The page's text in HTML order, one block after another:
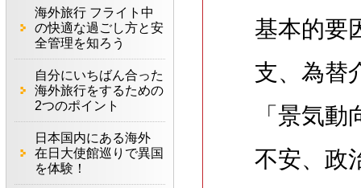
基本的要
支、為替
「景気
不安、政
海外旅行 フライト中
の快適な過ごし方と安
全管理を知ろう
自分にいちばん合った
海外旅行をするための
2つのポイント
日本国内にある海外
在日大使館巡りで異国
を体験！